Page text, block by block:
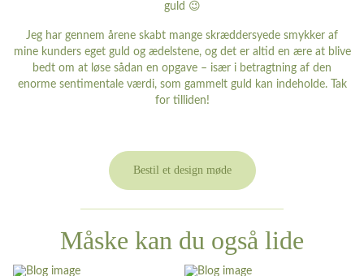
guld 😉
Jeg har gennem årene skabt mange skræddersyede smykker af
mine kunders eget guld og ædelstene, og det er altid en ære at blive
bedt om at løse sådan en opgave – især i betragtning af den
enorme sentimentale værdi, som gammelt guld kan indeholde. Tak
for tilliden!
Bestil et design møde
Måske kan du også lide